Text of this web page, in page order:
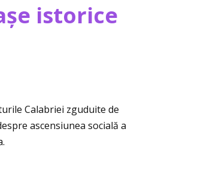
istorice
Calabriei zguduite de
ascensiunea socială a